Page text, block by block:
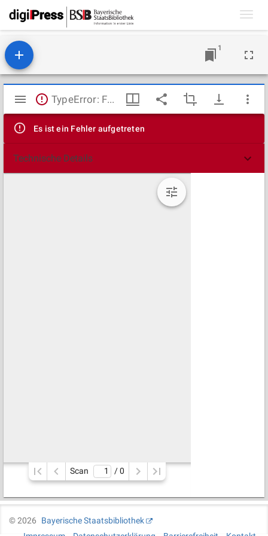
1
Mirador
Viewer
TypeError: Failed to fetch
Es ist ein Fehler aufgetreten
Technische Details
Scan / 0
©2026
Bayerische Staatsbibliothek